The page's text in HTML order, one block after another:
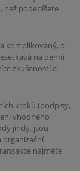
než podepíšete
komplikovaný, o
na denní
zkušeností a
kroků (podpisy,
vhodného
jindy, jsou
organizační
najměte